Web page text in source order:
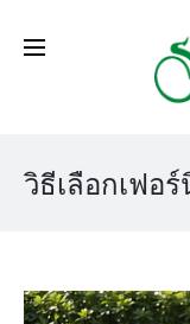
วิธีเลือกเฟอร์